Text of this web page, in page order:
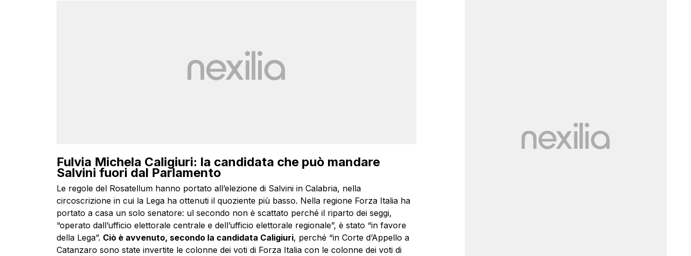
Fulvia Michela Caligiuri: la candidata che può mandare
Salvini fuori dal Parlamento
Le regole del Rosatellum hanno portato all’elezione di Salvini in Calabria, nella
circoscrizione in cui la Lega ha ottenuti il quoziente più basso. Nella regione Forza Italia ha
portato a casa un solo senatore: ul secondo non è scattato perché il riparto dei seggi,
“operato dall’ufficio elettorale centrale e dell’ufficio elettorale regionale”, è stato “in favore
della Lega”. Ciò è avvenuto, secondo la candidata Caligiuri, perché “in Corte d’Appello a
Catanzaro sono state invertite le colonne dei voti di Forza Italia con le colonne dei voti di